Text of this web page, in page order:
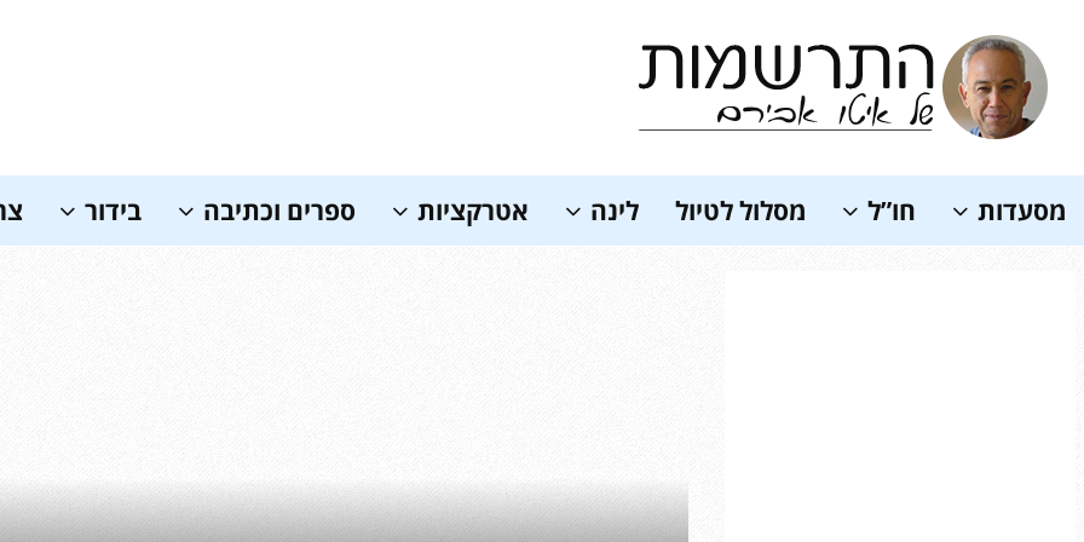
מסעדות חו”ל מסלול לטיול לינה אטרקציות ספרים וכתיבה בידור